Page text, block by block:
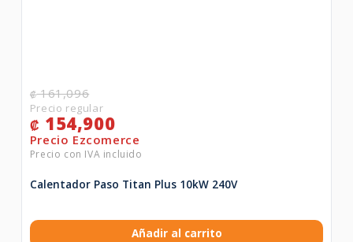
₡161,096
₡ 154,900
Calentador Paso Titan Plus 10kW 240V
Añadir al carrito